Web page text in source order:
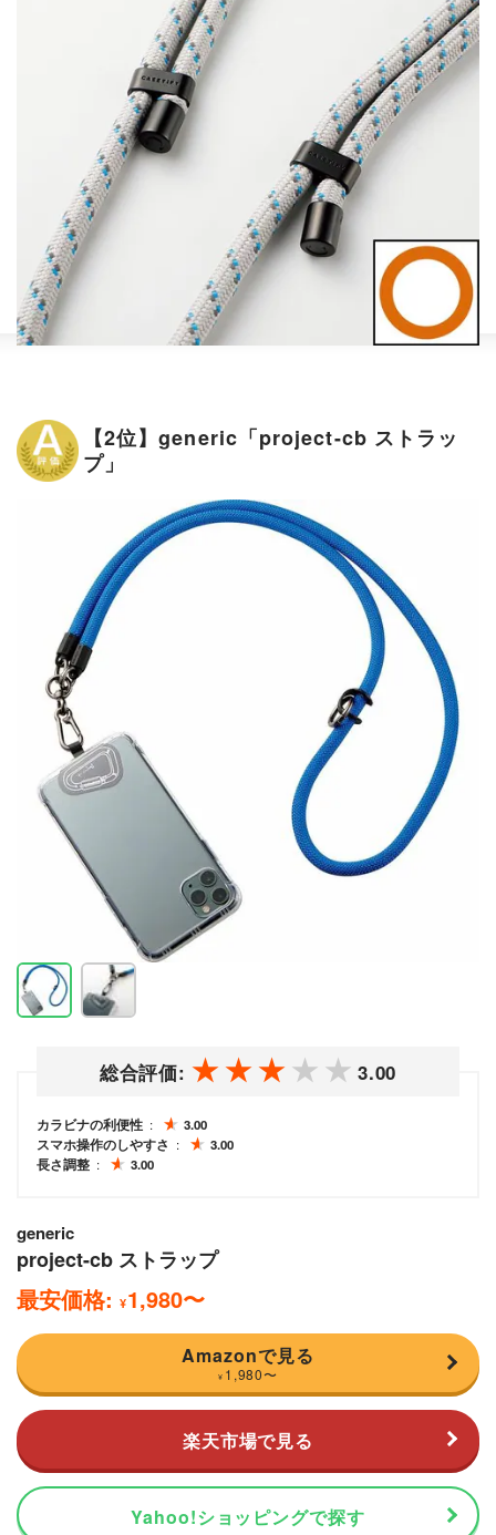
【2位】generic「project-cb ストラッ
プ」
総合評価: 3.00
カラビナの利便性
3.00
スマホ操作のしやすさ
3.00
長さ調整
3.00
generic
project-cb ストラップ
最安価格: ¥1,980〜
Amazonで見る
¥ 1,980〜
楽天市場で見る
Yahoo!ショッピングで探す